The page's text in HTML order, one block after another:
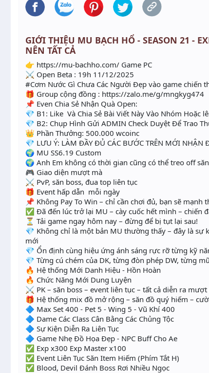
GIỚI THIỆU MU BẠCH HỔ - SEASON 21 -
NÊN TẤT CẢ
👉 https://mu-bachho.com/ Game PC
⚔ Open Beta : 19h 11/12/2025
#Cơm Nước Gì Chưa Các Người Đẹp vào game chiến
🎁 Group cộng đồng : https://zalo.me/g/mngkyg474
📌 Even Chia Sẻ Nhận Quà Open:
💎 B1: Like Và Chia Sẻ Bài Viết Này Vào Nhóm Hoặc
💎 B2: Chụp Hình Gửi ADMIN Check Duyệt Để Trao
👑 Phần Thưởng: 500.000 wcoinc
💎 LƯU Ý: LÀM ĐẦY ĐỦ CÁC BƯỚC TRÊN MỚI NHẬN
🌍 MU SS6.19 Custom
🌍 Anh Em không có thời gian cũng có thể treo off
🎮 Giao diện mượt mà
⚔️ PvP, săn boss, đua top liên tục
🎁 Event hấp dẫn mỗi ngày
📌 Không Pay To Win – chỉ cần chơi đủ, bạn sẽ mạnh
✅ Đã đến lúc trở lại MU – cày cuốc hết mình – chiến
⏳ Tải game ngay hôm nay – đừng để bị tụt lại sau!
💎 Không chỉ là một bản MU thường thấy – đây là sự
mới
💎 Ổn định cùng hiệu ứng ánh sáng rực rỡ từng kỹ
💎 Từng cú chém của DK, từng đòn phép DW, từng
🔥 Hệ thống Mới Danh Hiệu - Hồn Hoàn
🔥 Chức Năng Mới Dung Luyện
⚔️ PK – săn boss – event liên tục – tất cả diễn ra mượt
🎁 Hệ thống mix đồ mở rộng – săn đồ quý hiếm –
🔷 Max Set 400 - Pet 5 - Wing 5 - Vũ Khí
🔷 Dame Các Class Cân Bằng Các Chủng Tộc
🔷 Sự Kiện Diễn Ra Liên Tục
🔷 Game Nhẹ Đồ Họa Đẹp - NPC Buff Cho Ae
✅ Exp x300 Exp Master x100
✅ Event Liên Tục Săn Item Hiếm (Phím Tắt H)
✅ Blood, Devil Đánh Boss Rơi Nhiều Ngọc